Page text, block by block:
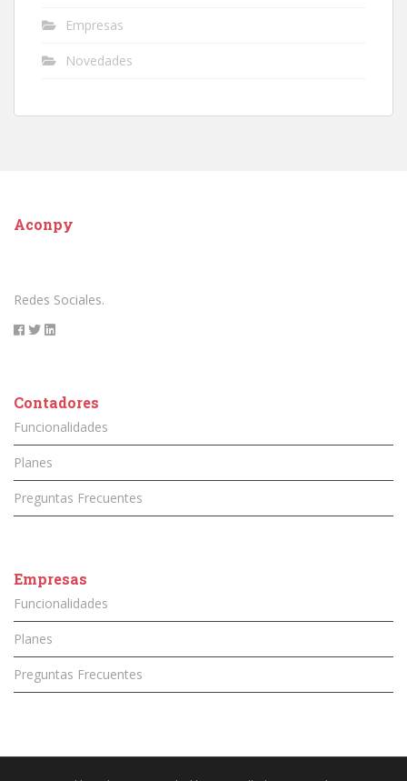
Empresas
Novedades
Aconpy
Redes Sociales.
Contadores
Funcionalidades
Planes
Preguntas Frecuentes
Empresas
Funcionalidades
Planes
Preguntas Frecuentes